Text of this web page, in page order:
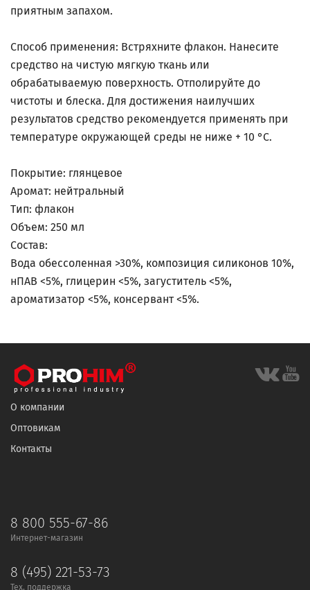
приятным запахом.
Способ применения: Встряхните флакон. Нанесите
средство на чистую мягкую ткань или
обрабатываемую поверхность. Отполируйте до
чистоты и блеска. Для достижения наилучших
результатов средство рекомендуется применять при
температуре окружающей среды не ниже + 10 °С.
Покрытие: глянцевое
Аромат: нейтральный
Тип: флакон
Объем: 250 мл
Состав:
Вода обессоленная >30%, композиция силиконов 10%,
нПАВ <5%, глицерин <5%, загуститель <5%,
ароматизатор <5%, консервант <5%.
О компании
Оптовикам
Контакты
8 800 555-67-86
Интернет-магазин
8 (495) 221-53-73
Тех. поддержка